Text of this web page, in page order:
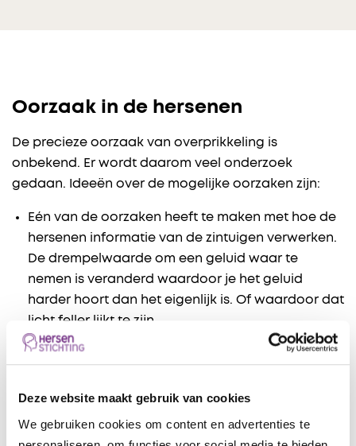
Deze website maakt gebruik van cookies
We gebruiken cookies om content en advertenties te
Oorzaak in de hersenen
De precieze oorzaak van overprikkeling is
onbekend. Er wordt daarom veel onderzoek
gedaan. Ideeën over de mogelijke oorzaken zijn:
Eén van de oorzaken heeft te maken met hoe de
hersenen informatie van de zintuigen verwerken.
De drempelwaarde om een geluid waar te
nemen is veranderd waardoor je het geluid
harder hoort dan het eigenlijk is. Of waardoor dat
licht feller lijkt te zijn.
Een andere verklaring voor overprikkeling is dat
je aandachtsfilter niet goed meer werkt. Dit
bepalen welke prikkels belangrijk zijn en welke
niet. Normaal gesproken let je alleen op de